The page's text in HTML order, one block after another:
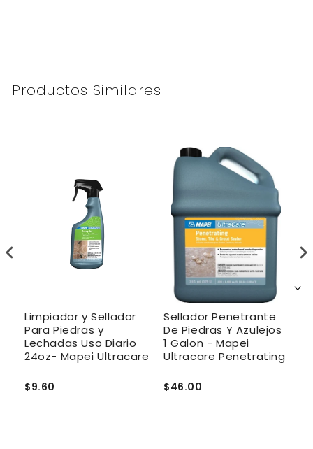
Productos Similares
Limpiador y Sellador
Para Piedras y
Lechadas Uso Diario
24oz- Mapei Ultracare
$9.60
Sellador Penetrante
De Piedras Y Azulejos
1 Galon - Mapei
Ultracare Penetrating
$46.00